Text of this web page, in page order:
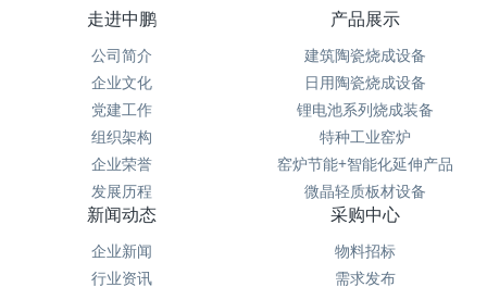
走进中鹏
公司简介
企业文化
党建工作
组织架构
企业荣誉
发展历程
产品展示
建筑陶瓷烧成设备
日用陶瓷烧成设备
锂电池系列烧成装备
特种工业窑炉
窑炉节能+智能化延伸产品
微晶轻质板材设备
新闻动态
企业新闻
行业资讯
采购中心
物料招标
需求发布